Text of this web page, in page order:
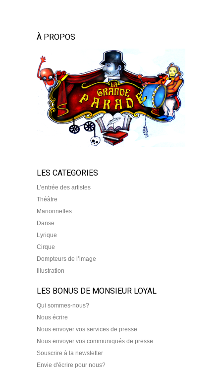
À PROPOS
LES CATEGORIES
L’entrée des artistes
Théâtre
Marionnettes
Danse
Lyrique
Cirque
Dompteurs de l’image
Illustration
LES BONUS DE MONSIEUR LOYAL
Qui sommes-nous?
Nous écrire
Nous envoyer vos services de presse
Nous envoyer vos communiqués de presse
Souscrire à la newsletter
Envie d'écrire pour nous?